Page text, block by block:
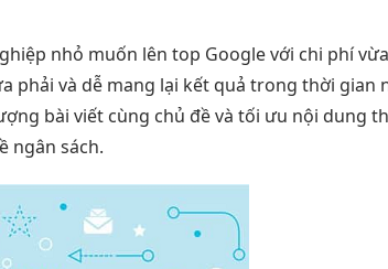
nhỏ muốn lên top Google với chi phí
và dễ mang lại kết quả trong thời
bài viết cùng chủ đề và tối ưu nội dung
ngân sách.